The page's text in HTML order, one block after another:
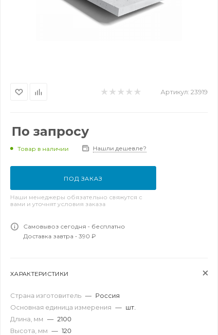
Артикул: 23919
По запросу
Товар в наличии Нашли дешевле?
ПОД ЗАКАЗ
Наши менеджеры обязательно свяжутся с
вами и уточнят условия заказа
Самовывоз сегодня - бесплатно
Доставка завтра - 390 ₽
ХАРАКТЕРИСТИКИ
Страна изготовитель — Россия
Основная единица измерения — шт.
Длина, мм — 2100
Высота, мм — 120